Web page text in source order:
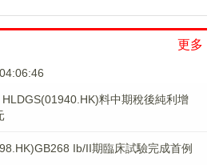
更多
HLDGS(01940.HK)料中期稅後純利增
Ib/II期臨床試驗完成首例